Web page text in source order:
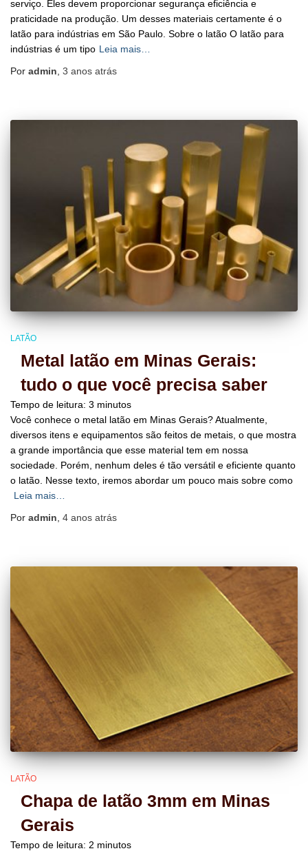
serviço. Eles devem proporcionar segurança eficiência e
praticidade na produção. Um desses materiais certamente é o
latão para indústrias em São Paulo. Sobre o latão O latão para
indústrias é um tipo Leia mais…
Por admin 3 anos atrás
LATÃO
Metal latão em Minas Gerais:
tudo o que você precisa saber
Tempo de leitura: 3 minutos
Você conhece o metal latão em Minas Gerais? Atualmente,
diversos itens e equipamentos são feitos de metais, o que mostra
a grande importância que esse material tem em nossa
sociedade. Porém, nenhum deles é tão versátil e eficiente quanto
o latão. Nesse texto, iremos abordar um pouco mais sobre como
Leia mais…
Por admin, 4 anos atrás
LATÃO
Chapa de latão 3mm em Minas
Gerais
Tempo de leitura: 2 minutos